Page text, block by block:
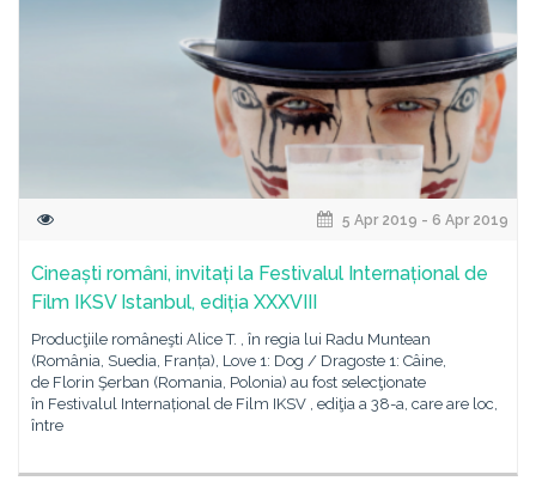
5 Apr 2019 - 6 Apr 2019
Cineaști români, invitați la Festivalul Internațional de
Film IKSV Istanbul, ediția XXXVIII
Producţiile româneşti Alice T. , în regia lui Radu Muntean
(România, Suedia, Franța), Love 1: Dog / Dragoste 1: Câine,
de Florin Şerban (Romania, Polonia) au fost selecţionate
în Festivalul Internațional de Film IKSV , ediţia a 38-a, care are loc,
între